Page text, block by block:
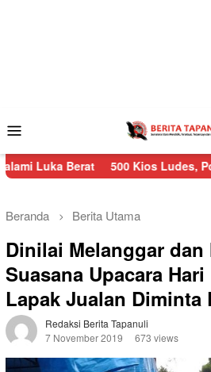
Mobile
500 Kios Ludes, Polres Sibolga
Beranda Berita Utama
Dinilai Melanggar dan
Suasana Upacara
Lapak Jualan Diminta
Redaksi Berita Tapanuli
7 November 2019
673 views